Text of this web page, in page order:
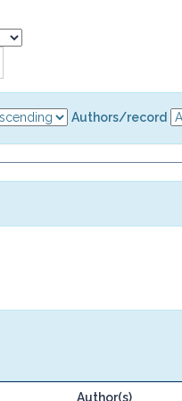
Authors/record
Author(s)